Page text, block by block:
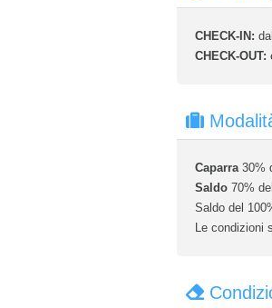
CHECK-IN:
CHECK-OUT:
Caparra 30%
Saldo 70%
Saldo del
Le condizioni